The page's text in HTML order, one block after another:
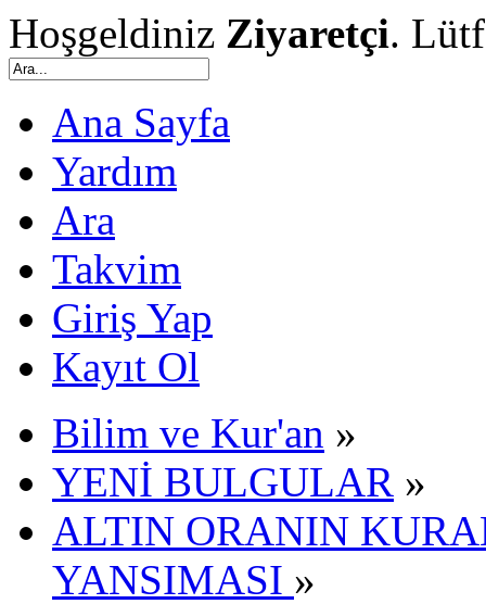
Hoşgeldiniz Ziyaretçi.
Ana Sayfa
Yardım
Ara
Takvim
Giriş Yap
Kayıt Ol
Bilim ve Kur'an »
YENİ BULGULAR »
ALTIN ORANIN
YANSIMASI »